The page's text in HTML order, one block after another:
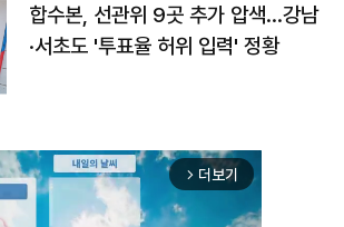
합수본, 선관위 9곳 추가 압색…강남
·서초도 '투표율 허위 입력' 정황
arrow_forward_ios 더보기